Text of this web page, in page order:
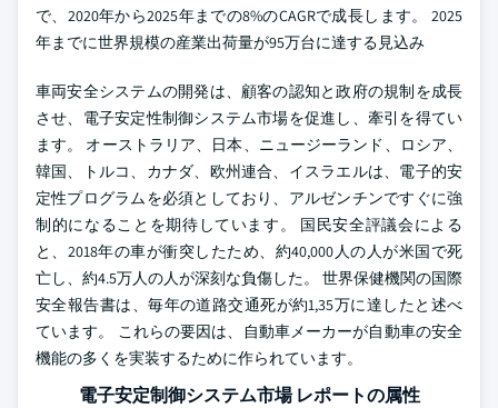
で、2020年から2025年までの8%のCAGRで成長します。 2025
年までに世界規模の産業出荷量が95万台に達する見込み
車両安全システムの開発は、顧客の認知と政府の規制を成長
させ、電子安定性制御システム市場を促進し、牽引を得てい
ます。 オーストラリア、日本、ニュージーランド、ロシア、
韓国、トルコ、カナダ、欧州連合、イスラエルは、電子的安
定性プログラムを必須としており、アルゼンチンですぐに強
制的になることを期待しています。 国民安全評議会による
と、2018年の車が衝突したため、約40,000人の人が米国で死
亡し、約4.5万人の人が深刻な負傷した。 世界保健機関の国際
安全報告書は、毎年の道路交通死が約1,35万に達したと述べ
ています。 これらの要因は、自動車メーカーが自動車の安全
機能の多くを実装するために作られています。
電子安定制御システム市場 レポートの属性